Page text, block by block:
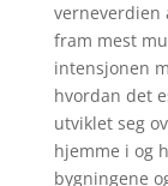
verneverdien
fram mest
intensjonen
hvordan det
utviklet seg
hjemme i og
bygningene